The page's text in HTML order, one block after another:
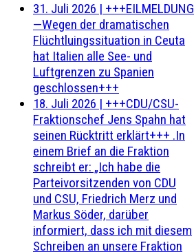
31. Juli 2026 | +++EILMELDUNG
—Wegen der dramatischen
Flüchtluingssituation in Ceuta
hat Italien alle See- und
Luftgrenzen zu Spanien
geschlossen+++
18. Juli 2026 | +++CDU/CSU-
Fraktionschef Jens Spahn hat
seinen Rücktritt erklärt+++ .In
einem Brief an die Fraktion
schreibt er: „Ich habe die
Parteivorsitzenden von CDU
und CSU, Friedrich Merz und
Markus Söder, darüber
informiert, dass ich mit diesem
Schreiben an unsere Fraktion